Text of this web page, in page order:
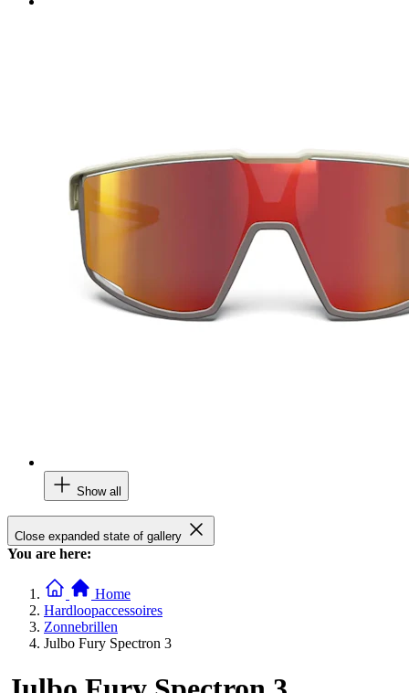
Show all
Close expanded state of gallery
You are here:
Home
Hardloopaccessoires
Zonnebrillen
Julbo Fury Spectron 3